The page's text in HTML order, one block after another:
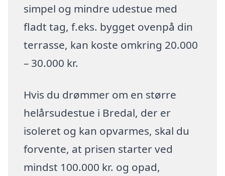
simpel og mindre udestue med
fladt tag, f.eks. bygget ovenpå din
terrasse, kan koste omkring 20.000
– 30.000 kr.
Hvis du drømmer om en større
helårsudestue i Bredal, der er
isoleret og kan opvarmes, skal du
forvente, at prisen starter ved
mindst 100.000 kr. og opad,